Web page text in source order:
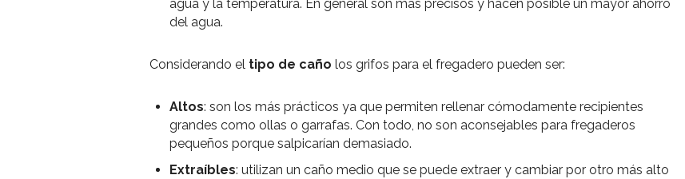
agua y la temperatura. En general son más precisos y hacen posible un mayor ahorro
del agua.
Considerando el tipo de caño los grifos para el fregadero pueden ser:
Altos: son los más prácticos ya que permiten rellenar cómodamente recipientes
grandes como ollas o garrafas. Con todo, no son aconsejables para fregaderos
pequeños porque salpicarían demasiado.
Extraíbles: utilizan un caño medio que se puede extraer y cambiar por otro más alto